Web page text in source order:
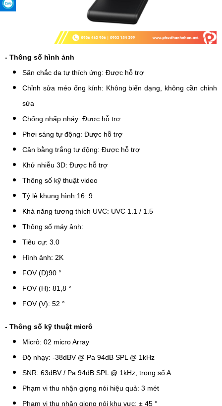
- Thông số hình ảnh
Săn chắc da tự thích ứng: Được hỗ trợ
Chỉnh sửa méo ống kính: Không biến dạng, không cần chỉnh
sửa
Chống nhấp nháy: Được hỗ trợ
Phơi sáng tự động: Được hỗ trợ
Cân bằng trắng tự động: Được hỗ trợ
Khử nhiễu 3D: Được hỗ trợ
Thông số kỹ thuật video
Tỷ lệ khung hình:16: 9
Khả năng tương thích UVC: UVC 1.1 / 1.5
Thông số máy ảnh:
Tiêu cự: 3.0
Hình ảnh: 2K
FOV (D)90 °
FOV (H): 81,8 °
FOV (V): 52 °
- Thông số kỹ thuật micrô
Micrô: 02 micro Array
Độ nhạy: -38dBV @ Pa 94dB SPL @ 1kHz
SNR: 63dBV / Pa 94dB SPL @ 1kHz, trọng số A
Phạm vi thu nhận giọng nói hiệu quả: 3 mét
Phạm vi thu nhận giọng nói khu vực: ± 45 °